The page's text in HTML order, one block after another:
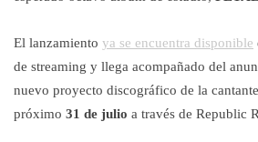
El lanzamiento ya se encuentra disponible
de streaming y llega acompañado del
nuevo proyecto discográfico de la
próximo 31 de julio a través de Republic